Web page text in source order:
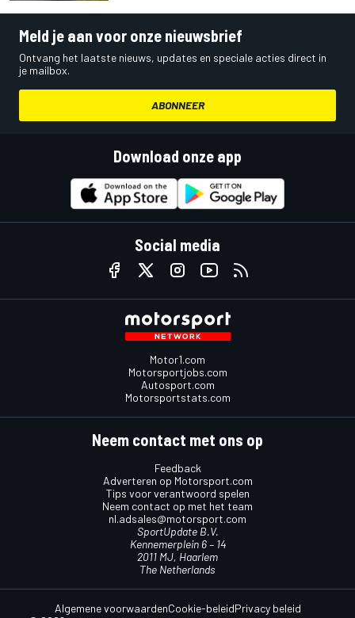
Meld je aan voor onze nieuwsbrief
Ontvang het laatste nieuws, updates en speciale acties direct in
je mailbox.
ABONNEER
Download onze app
Social media
Motor1.com
Motorsportjobs.com
Autosport.com
Motorsportstats.com
Neem contact met ons op
Feedback
Adverteren op Motorsport.com
Tips voor verantwoord spelen
Neem contact op met het team
nl.adsales@motorsport.com
SportUpdate B.V.
Kennemerplein 6 – 14
2011 MJ, Haarlem
The Netherlands
Algemene voorwaardenCookie-beleidPrivacy beleid